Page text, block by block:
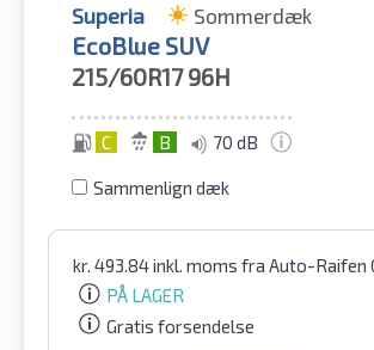
Superia Sommerdæk
EcoBlue SUV
215/60R17 96H
C B 70 dB
Sammenlign dæk
kr. 493.84inkl. moms fra Auto-Raifen
PÅ LAGER
Gratis forsendelse